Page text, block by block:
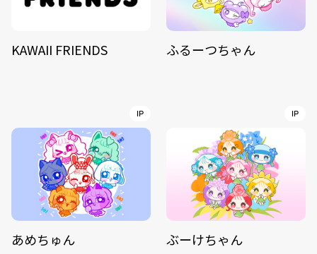
KAWAII FRIENDS ふるーつちゃん
IP
あめちゅん
IP
ぶーけちゃん